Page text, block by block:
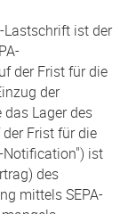
ist der
der Frist für die
der
Lager des
Frist für die
ist
des
mittels SEPA-